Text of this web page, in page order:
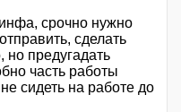
срочно нужно
сделать
но предугадать
часть работы
сидеть на работе до